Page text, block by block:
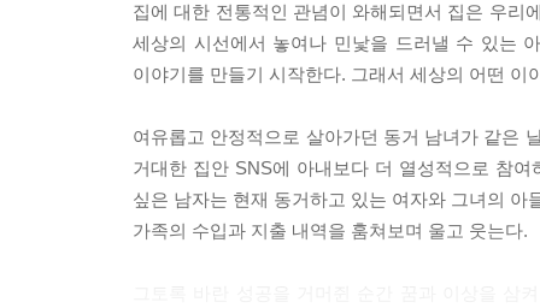
작은이모부라고 불리지 않는 그 사람은 시커멓고,
만 아주 잘생겼습니다. 원래는 고령토 장사인가
놀고, 컴퓨터를 하고, 책을 보고, 음악을 듣습니다
모가 이 년간 광저우로 근무지를 옮기면서 그 사
다.
---「초등학생 황보하오의 글 모음집」중에서
집에 대한 전통적인 관념이 와해되면서 집은 우리
세상의 시선에서 놓여나 민낯을 드러낼 수 있는
이야기를 만들기 시작한다. 그래서 세상의 어떤 이
여유롭고 안정적으로 살아가던 동거 남녀가 같은
거대한 집안 SNS에 아내보다 더 열성적으로 참
싶은 남자는 현재 동거하고 있는 여자와 그녀의
가족의 수입과 지출 내역을 훔쳐보며 울고 웃는다.